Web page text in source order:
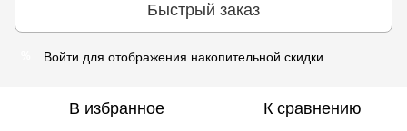
Быстрый заказ
Войти для отображения накопительной скидки
В избранное К сравнению